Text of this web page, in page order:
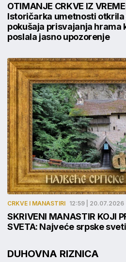
OTIMANJE CRKVE IZ
Istoričarka umetnosti otkrila
pokušaja prisvajanja hrama
poslala jasno upozorenje
CRKVE I MANASTIRI 12:59 | 20.07.2026
SKRIVENI MANASTIR KOJI
SVETA: Najveće srpske
DUHOVNA RIZNICA